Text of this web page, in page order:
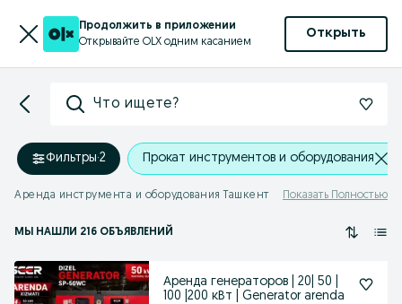
Продолжить в приложении
Открывайте OLX одним касанием
Открыть
Что ищете?
Фильтры·2 Прокат инструментов и оборудования
Аренда инструмента и оборудования Ташкент Показать Полностью
МЫ НАШЛИ 216 ОБЪЯВЛЕНИЙ
Аренда генераторов | 20| 50 |
100 |200 кВт | Generator arenda